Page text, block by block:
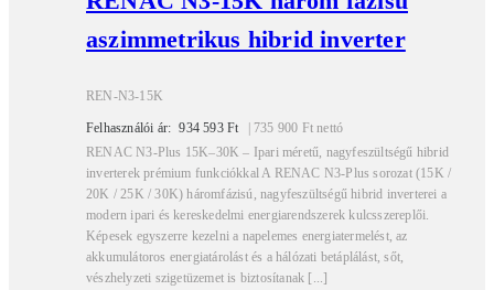
aszimmetrikus hibrid inverter
REN-N3-15K
Felhasználói ár: 934 593Ft 735 900 Ft nettó
RENAC N3-Plus 15K–30K – Ipari méretű, nagyfeszültségű hibrid
inverterek prémium funkciókkal A RENAC N3-Plus sorozat (15K /
20K / 25K / 30K) háromfázisú, nagyfeszültségű hibrid inverterei a
modern ipari és kereskedelmi energiarendszerek kulcsszereplői.
Képesek egyszerre kezelni a napelemes energiatermelést, az
akkumulátoros energiatárolást és a hálózati betáplálást, sőt,
vészhelyzeti szigetüzemet is biztosítanak [...]